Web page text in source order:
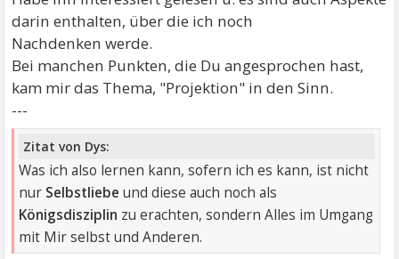
darin enthalten, über die ich noch
Nachdenken werde.
Bei manchen Punkten, die Du angesprochen hast,
kam mir das Thema, "Projektion" in den Sinn.
---
Zitat von Dys:
Was ich also lernen kann, sofern ich es kann, ist nicht
nur Selbstliebe und diese auch noch als
Königsdisziplin zu erachten, sondern Alles im Umgang
mit Mir selbst und Anderen.